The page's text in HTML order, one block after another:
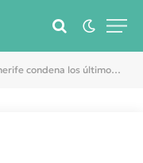
asesinatos machistas ocurridos en Mallorca y Badajoz